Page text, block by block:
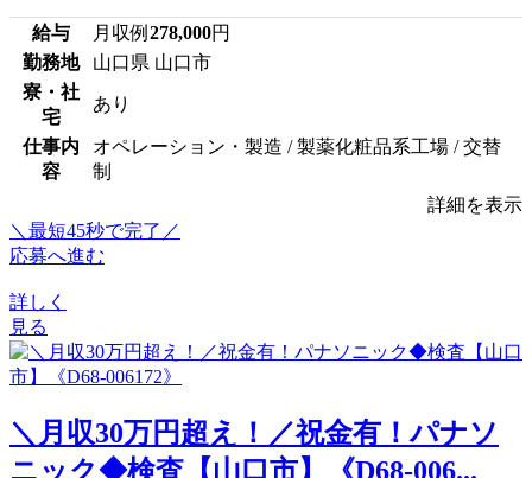
給与 月収例 278,000円
勤務地
山口県 山口市
寮・社
宅
あり
仕事内
容
オペレーション・製造 / 製薬化粧品系工場 / 交替
制
詳細を表示
＼最短45秒で完了／
応募へ進む
詳しく
見る
＼月収30万円超え！／祝金有！パナソ
ニック◆検査【山口市】《D68-006...